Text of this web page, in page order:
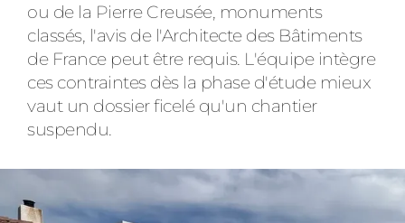
ou de la Pierre Creusée, monuments
classés, l'avis de l'Architecte des Bâtiments
de France peut être requis. L'équipe intègre
ces contraintes dès la phase d'étude mieux
vaut un dossier ficelé qu'un chantier
suspendu.